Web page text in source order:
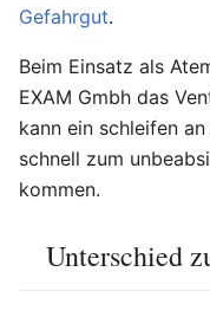
Gefahrgut.
Beim Einsatz als
EXAM Gmbh das
kann ein schleifen
schnell zum
kommen.
Unterschied